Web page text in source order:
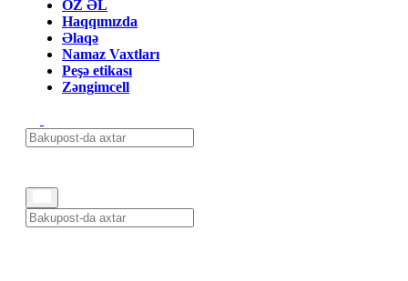
ÖZ ƏL
Haqqımızda
Əlaqə
Namaz Vaxtları
Peşə etikası
Zəngimcell